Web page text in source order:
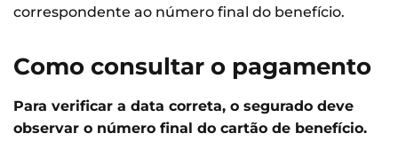
correspondente ao número final do benefício.
Como consultar o pagamento
Para verificar a data correta, o segurado deve
observar o número final do cartão de benefício.